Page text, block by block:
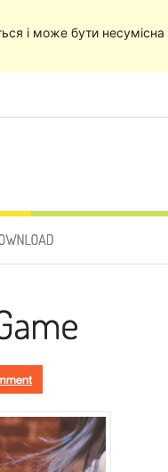
і може бути